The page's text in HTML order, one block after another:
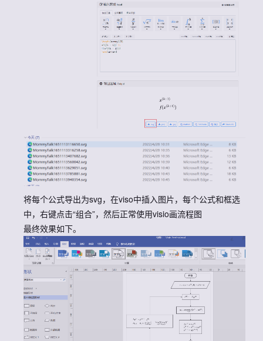
将每个公式导出为svg，在viso中插入图片，每个公式和框选
中，右键点击“组合”，然后正常使用visio画流程图
最终效果如下。